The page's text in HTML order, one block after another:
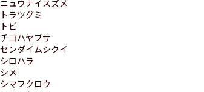
ニュウナイスズメ
トラツグミ
トビ
チゴハヤブサ
センダイムシクイ
シロハラ
シメ
シマフクロウ